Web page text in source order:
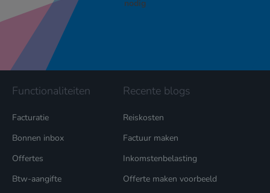
nodig
Functionaliteiten
Facturatie
Bonnen inbox
Offertes
Btw-aangifte
Recente blogs
Reiskosten
Factuur maken
Inkomstenbelasting
Offerte maken voorbeeld